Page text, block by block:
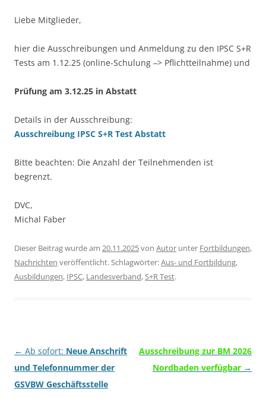
Liebe Mitglieder,
hier die Ausschreibungen und Anmeldung zu den IPSC S+R
Tests am 1.12.25 (online-Schulung –> Pflichtteilnahme) und
Prüfung am 3.12.25 in Abstatt
Details in der Ausschreibung:
Ausschreibung IPSC S+R Test Abstatt
Bitte beachten: Die Anzahl der Teilnehmenden ist
begrenzt.
DVC,
Michal Faber
Dieser Beitrag wurde am 20.11.2025von Autor unter Fortbildungen,
Nachrichten veröffentlicht. Schlagwörter:Aus- und Fortbildung,
Ausbildungen, IPSC, Landesverband,S+R Test.
Beitragsnavigation
← Ab sofort: Neue Anschrift
und Telefonnummer der
GSVBW Geschäftsstelle
Ausschreibung zur BM 2026
Nordbaden verfügbar →